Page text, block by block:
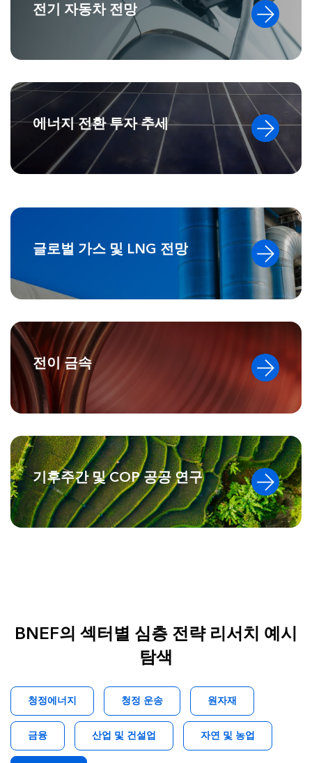
전기 자동차 전망
에너지 전환 투자 추세
글로벌 가스 및 LNG 전망
전이 금속
기후주간 및 COP 공공 연구
BNEF의 섹터별 심층 전략 리서치 예시
탐색
청정에너지 청정 운송 원자재
금융 산업 및 건설업 자연 및 농업